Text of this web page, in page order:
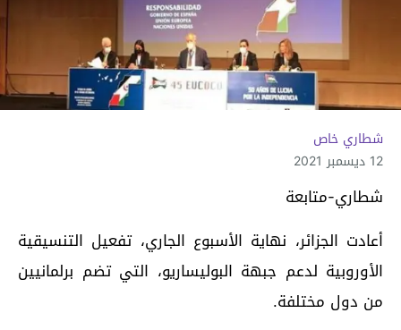
شطاري خاص
12 ديسمبر 2021
شطاري-متابعة
أعادت الجزائر، نهاية الأسبوع الجاري، تفعيل التنسيقية
الأوروبية لدعم جبهة البوليساريو، التي تضم برلمانيين
من دول مختلفة.